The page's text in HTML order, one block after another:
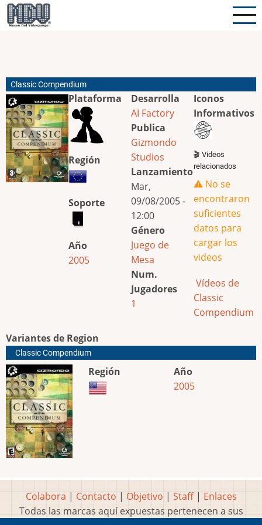
Pasar
al
Classic Compendium
Plataforma
Región
Soporte
Año
2005
Desarrolla
AI Factory
Publica
Gizmondo
Studios
Lanzamiento
Mar,
09/08/2005 -
12:00
Género
Juego de
Mesa
Num.
Jugadores
1
Iconos
Informativos
🎬 Videos
relacionados
⚠️ No se
encontraron
suficientes
datos para
cargar los
videos
Vídeos de
Classic
Compendium
Variantes de Region
Classic Compendium
Región
Año
2005
Colabora | Contacto | Objetivo | Staff| Enlaces
Todas las marcas aquí expuestas pertenecen a sus